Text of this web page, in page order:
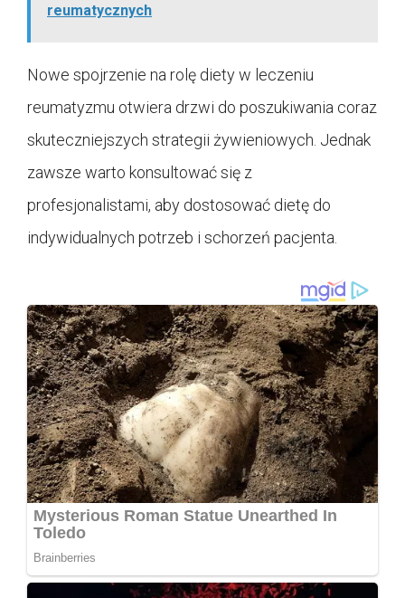
reumatycznych
Nowe spojrzenie na rolę diety w leczeniu
reumatyzmu otwiera drzwi do poszukiwania coraz
skuteczniejszych strategii żywieniowych. Jednak
zawsze warto konsultować się z
profesjonalistami, aby dostosować dietę do
indywidualnych potrzeb i schorzeń pacjenta.